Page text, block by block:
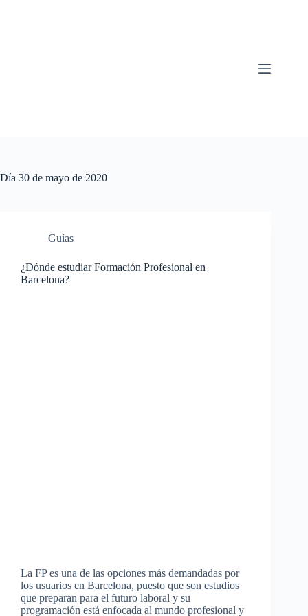
Día 30 de mayo de 2020
Guías
¿Dónde estudiar Formación Profesional en
Barcelona?
La FP es una de las opciones más demandadas por
los usuarios en Barcelona, puesto que son estudios
que preparan para el futuro laboral y su
programación está enfocada al mundo profesional y